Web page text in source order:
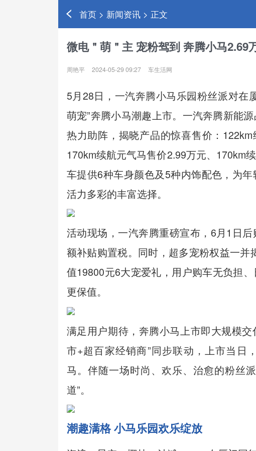
首页 > 新闻资讯 > 正文
微电＂萌＂主 宠粉驾到 奔腾小马2.69
周艳平 2024-05-29 09:27 车生活网
5月28日，一汽奔腾小马乐园粉丝派对在
萌宠”奔腾小马潮趣上市。一汽奔腾新能
热力助阵，揭晓产品的惊喜售价：122km
170km续航元气马售价2.99万元、170km
车提供6种车身颜色及5种内饰配色，为
活力多彩的丰富选择。
活动现场，一汽奔腾重磅宣布，6月1日
额补贴购置税。同时，超多宠粉权益一并
值19800元6大宠爱礼，用户购车无负担
更保值。
满足用户期待，奔腾小马上市即大规模
市+超百家经销商”同步联动，上市当日
马。伴随一场时尚、欢乐、治愈的粉丝
道”。
潮趣满格小马乐园欢乐绽放